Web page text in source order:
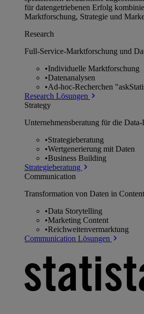
für datengetriebenen Erfolg
Marktforschung, Strategie und
Research
Full-Service-Marktforschung und
•Individuelle Marktforschung
•Datenanalysen
•Ad-hoc-Recherchen
Research Lösungen
Strategy
Unternehmens­beratung für die
•Strategieberatung
•Wertgenerierung mit Daten
•Business Building
Strategieberatung
Communication
Transformation von Daten in
•Data Storytelling
•Marketing Content
•Reichweitenvermarktung
Communication Lösungen